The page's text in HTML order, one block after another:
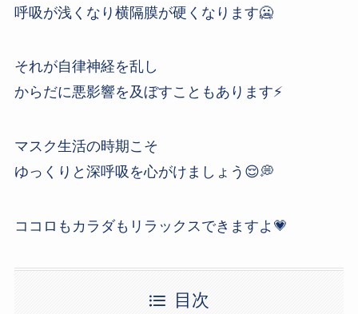
呼吸が浅くなり横隔膜が硬くなります🥶
それが自律神経を乱し
からだに悪影響を及ぼすこともあります⚡️
マスク生活の時期こそ
ゆっくりと深呼吸を心がけましょう😌💭
ココロもカラダもリラックスできますよ💗
目次